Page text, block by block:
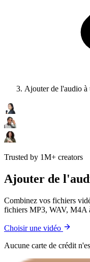
Ajouter de l'audio à
Trusted by 1M+ creators
Ajouter de
Combinez vos fichiers
fichiers MP3, WAV, M4A
Choisir une vidéo
Aucune carte de crédit